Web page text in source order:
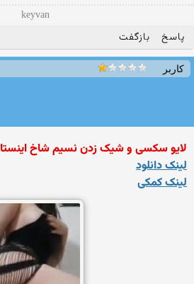
keyvan
پاسخ بازگفت
کاربر
لایو سکسی و شیک زدن نسیم شاخ اینستا
لینک دانلود
لینک کمکی